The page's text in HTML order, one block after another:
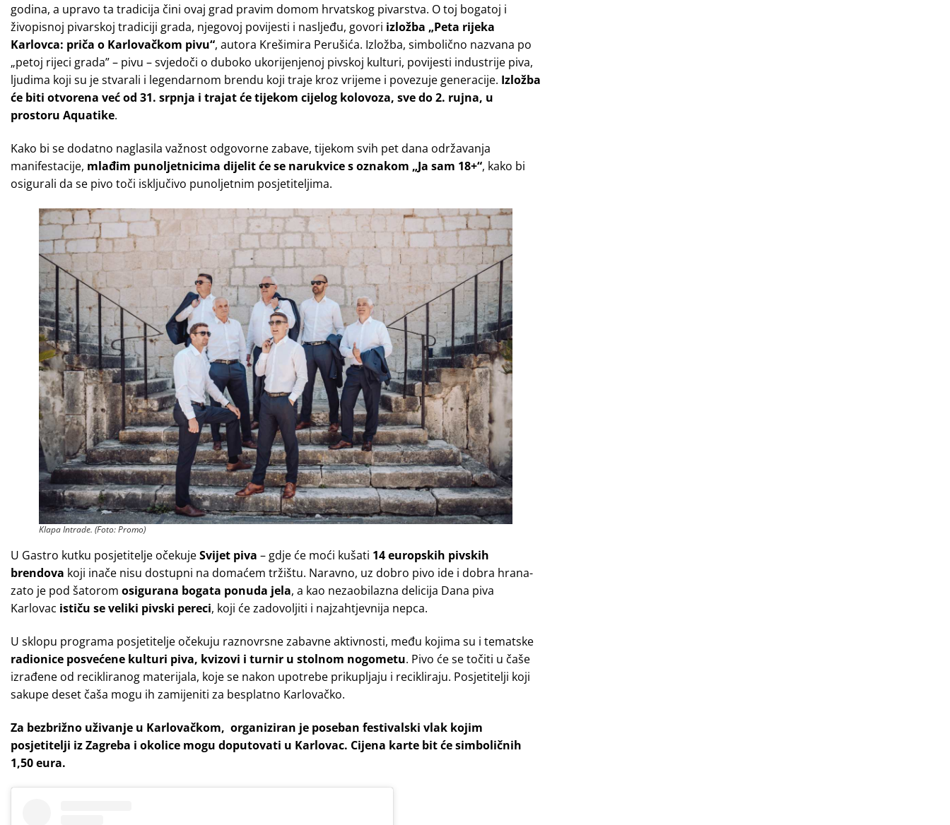
godina, a upravo ta tradicija čini ovaj grad pravim domom hrvatskog pivarstva. O toj bogatoj i
živopisnoj pivarskoj tradiciji grada, njegovoj povijesti i nasljeđu, govori izložba „Peta rijeka
Karlovca: priča o Karlovačkom pivu“, autora Krešimira Perušića. Izložba, simbolično nazvana po
„petoj rijeci grada” – pivu – svjedoči o duboko ukorijenjenoj pivskoj kulturi, povijesti industrije piva,
ljudima koji su je stvarali i legendarnom brendu koji traje kroz vrijeme i povezuje generacije. Izložba
će biti otvorena već od 31. srpnja i trajat će tijekom cijelog kolovoza, sve do 2. rujna, u
prostoru Aquatike.
Kako bi se dodatno naglasila važnost odgovorne zabave, tijekom svih pet dana održavanja
manifestacije, mlađim punoljetnicima dijelit će se narukvice s oznakom „Ja sam 18+“, kako bi
osigurali da se pivo toči isključivo punoljetnim posjetiteljima.
Klapa Intrade. (Foto: Promo)
U Gastro kutku posjetitelje očekujeSvijet piva – gdje će moći kušati 14 europskih pivskih
brendova koji inače nisu dostupni na domaćem tržištu. Naravno, uz dobro pivo ide i dobra hrana-
zato je pod šatorom osigurana bogata ponuda jela, a kao nezaobilazna delicija Dana piva
Karlovac ističu se veliki pivski pereci, koji će zadovoljiti i najzahtjevnija nepca.
U sklopu programa posjetitelje očekuju raznovrsne zabavne aktivnosti, među kojima su i tematske
radionice posvećene kulturi piva, kvizovi i turnir u stolnom nogometu. Pivo će se točiti u čaše
izrađene od recikliranog materijala, koje se nakon upotrebe prikupljaju i recikliraju. Posjetitelji koji
sakupe deset čaša mogu ih zamijeniti za besplatno Karlovačko.
Za bezbrižno uživanje u Karlovačkom, organiziran je poseban festivalski vlak kojim
posjetitelji iz Zagreba i okolice mogu doputovati u Karlovac. Cijena karte bit će simboličnih
1,50 eura.